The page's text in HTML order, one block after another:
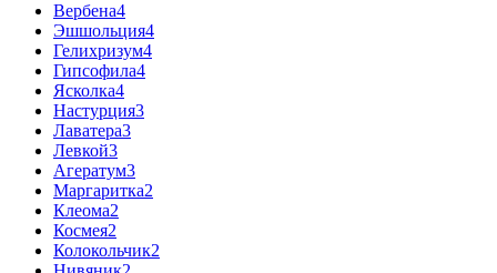
Вербена4
Эшшольция4
Гелихризум4
Гипсофила4
Ясколка4
Настурция3
Лаватера3
Левкой3
Агератум3
Маргаритка2
Клеома2
Космея2
Колокольчик2